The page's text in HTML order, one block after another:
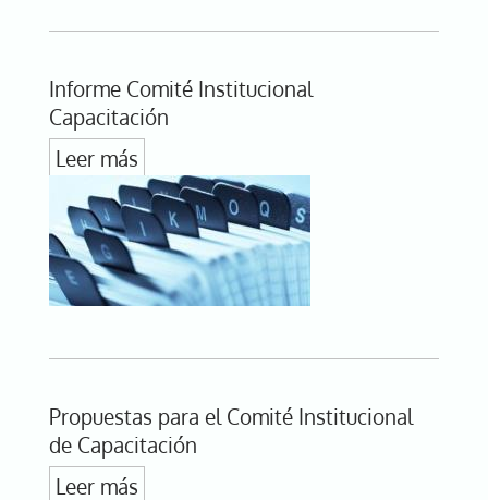
Informe Comité Institucional
Capacitación
Leer más
Propuestas para el Comité Institucional
de Capacitación
Leer más